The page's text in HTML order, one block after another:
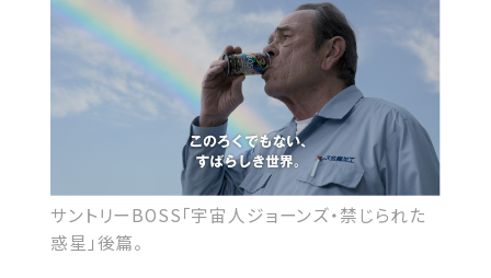
サントリーBOSS｢宇宙人ジョーンズ・禁じられた
惑星」後篇。